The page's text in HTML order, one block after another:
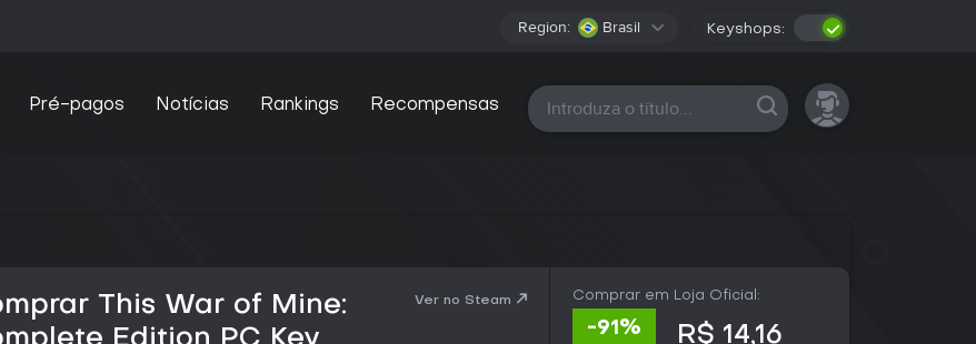
Region: Brasil Keyshops:
Pré-pagos Notícias Rankings Recompensas Todas as plataformas
This War of Mine:
Ver no Steam Comprar em Loja Oficial:
-91% R$ 14,16